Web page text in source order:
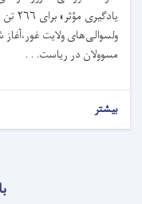
ولسوالی‌های ولایت
مسوولان در ریاست. . .
بیشتر